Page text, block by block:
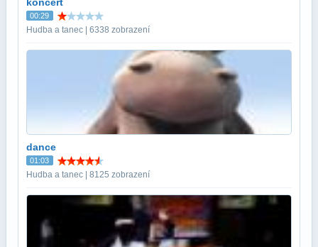
koncert
00:29
Hudba a tanec | 6338 zobrazení
dance
01:03
Hudba a tanec | 8125 zobrazení